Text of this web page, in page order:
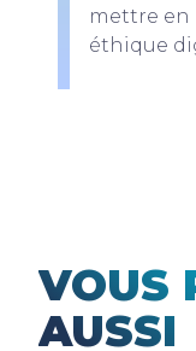
mettre en
éthique
VOUS
AUSSI